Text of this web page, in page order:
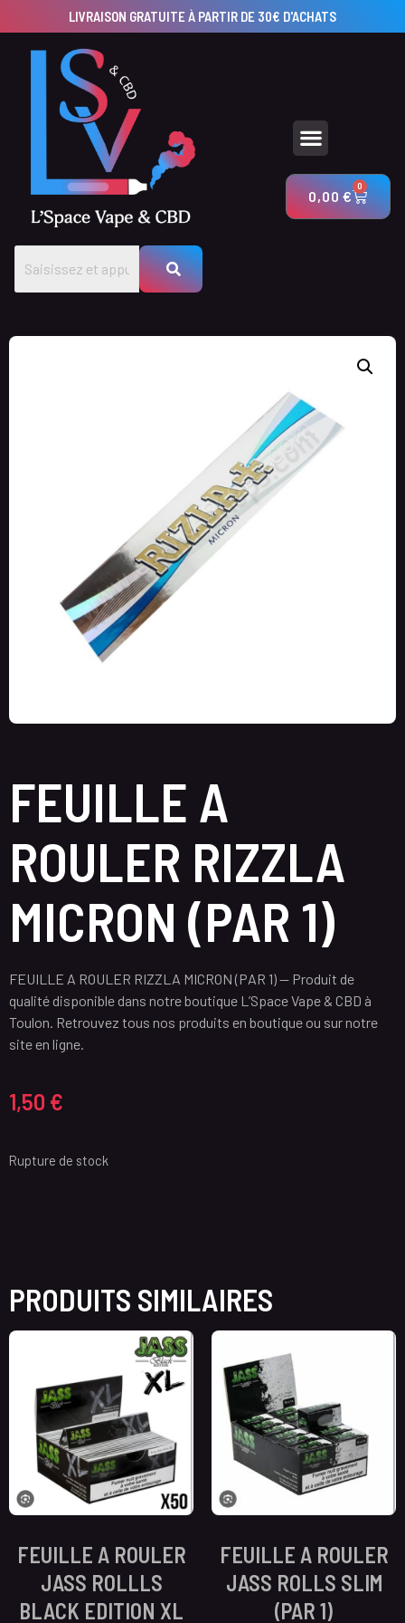
LIVRAISON GRATUITE À PARTIR DE 30€ D'ACHATS
0,00€
0
FEUILLE A
ROULER RIZZLA
MICRON (PAR 1)
FEUILLE A ROULER RIZZLA MICRON (PAR 1) — Produit de
qualité disponible dans notre boutique L’Space Vape & CBD à
Toulon. Retrouvez tous nos produits en boutique ou sur notre
site en ligne.
1,50 €
Rupture de stock
PRODUITS SIMILAIRES
FEUILLE A ROULER
JASS ROLLLS
BLACK EDITION XL
FEUILLE A ROULER
JASS ROLLS SLIM
(PAR 1)